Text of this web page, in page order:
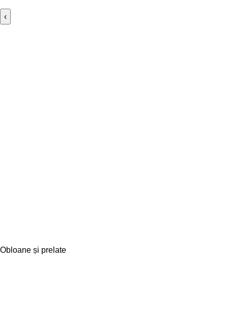
‹
Obloane și prelate